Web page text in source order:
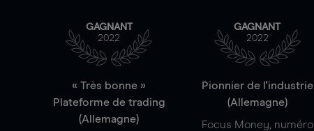
GAGNANT
2022
« Très bonne »
Plateforme de trading
(Allemagne)
GAGNANT
2022
Pionnier de l'industrie
(Allemagne)
Focus Money, numéro